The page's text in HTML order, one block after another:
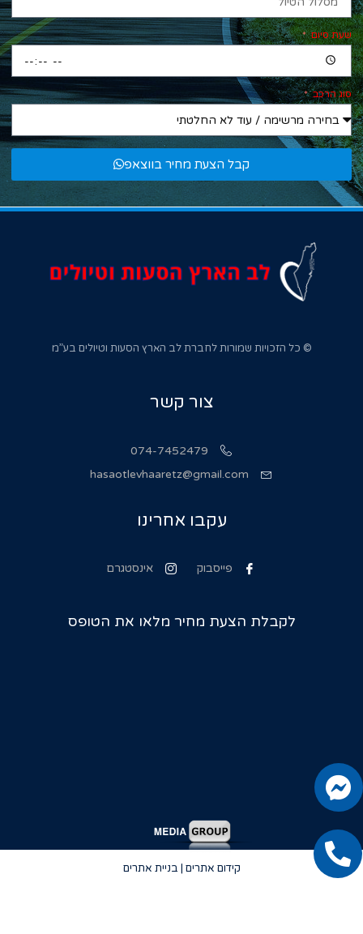
שעת סיום
סוג הרכב
קבל הצעת מחיר בווצאפ
© כל הזכויות שמורות לחברת לב הארץ הסעות וטיולים בע”מ
צור קשר
074-7452479
hasaotlevhaaretz@gmail.com
עקבו אחרינו
פייסבוק אינסטגרם
לקבלת הצעת מחיר מלאו את הטופס
קידום אתרים | בניית אתרים